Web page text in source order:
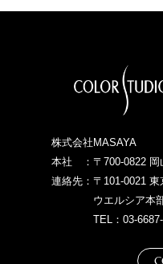
株式会社MASAYA
本社 ：〒700-0822 岡
連絡先：〒101-0021
ウエルシア本部
TEL：03-6687-